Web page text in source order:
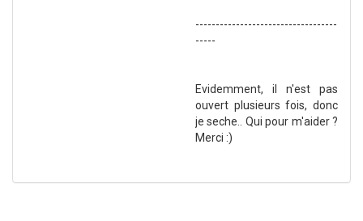
-----------------------------------
-----
Evidemment, il n'est pas
ouvert plusieurs fois, donc
je seche.. Qui pour m'aider ?
Merci :)